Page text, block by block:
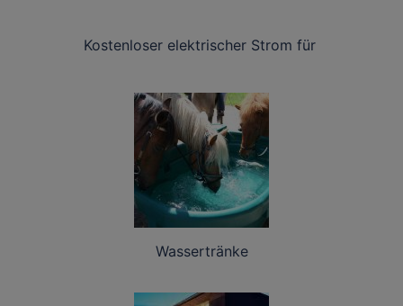
Kostenloser elektrischer Strom für
Wassertränke